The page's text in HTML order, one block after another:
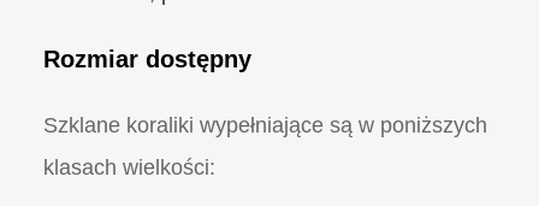
Rozmiar dostępny
Szklane koraliki wypełniające są w poniższych
klasach wielkości: